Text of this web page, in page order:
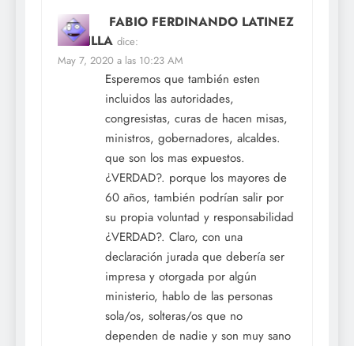
FABIO FERDINANDO LATINEZ
BONILLA dice:
May 7, 2020 a las 10:23 AM
Esperemos que también esten
incluidos las autoridades,
congresistas, curas de hacen misas,
ministros, gobernadores, alcaldes.
que son los mas expuestos.
¿VERDAD?. porque los mayores de
60 años, también podrían salir por
su propia voluntad y responsabilidad
¿VERDAD?. Claro, con una
declaración jurada que debería ser
impresa y otorgada por algún
ministerio, hablo de las personas
sola/os, solteras/os que no
dependen de nadie y son muy sano